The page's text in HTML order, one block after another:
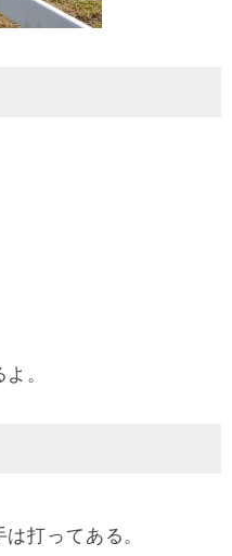
。
打ってある。